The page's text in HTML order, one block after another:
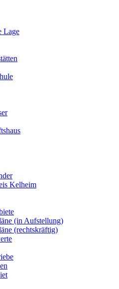
Lage
Kelheim
(in Aufstellung)
(rechtskräftig)